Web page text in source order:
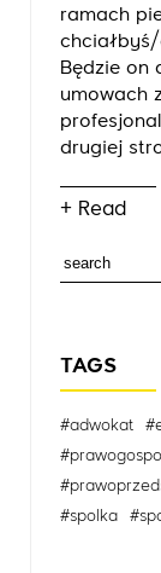
ramach
chciałbyś/
Będzie on
umowach
drugiej
+ Read
TAGS
#adwokat
#spolka